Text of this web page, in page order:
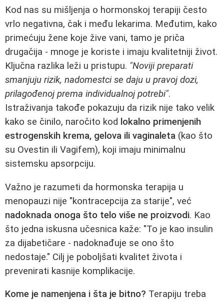
Kod nas su mišljenja o hormonskoj terapiji često
vrlo negativna, čak i među lekarima. Međutim, kako
primećuju žene koje žive vani, tamo je priča
drugačija - mnoge je koriste i imaju kvalitetniji život.
Ključna razlika leži u pristupu. "Noviji preparati
smanjuju rizik, nadomestci se daju u pravoj dozi,
prilagođenoj prema individualnoj potrebi".
Istraživanja takođe pokazuju da rizik nije tako velik
kako se činilo, naročito kod lokalno primenjenih
estrogenskih krema, gelova ili vaginaleta (kao što
su Ovestin ili Vagifem), koji imaju minimalnu
sistemsku apsorpciju.
Važno je razumeti da hormonska terapija u
menopauzi nije "kontracepcija za starije", već
nadoknada onoga što telo više ne proizvodi. Kao
što jedna iskusna učesnica kaže: "To je kao insulin
za dijabetičare - nadoknađuje se ono što
nedostaje." Cilj je poboljšati kvalitet života i
prevenirati kasnije komplikacije.
Kome je namenjena i šta je bitno? Terapiju treba